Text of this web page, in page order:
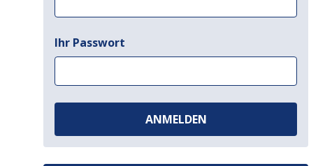
Ihr Passwort
ANMELDEN